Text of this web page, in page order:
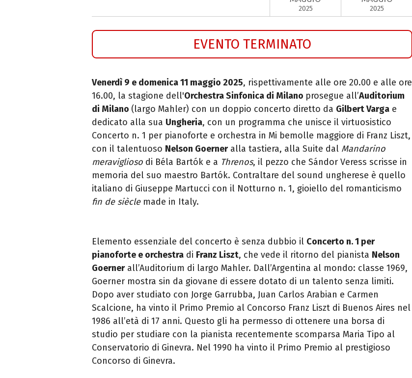
2025 2025
EVENTO TERMINATO
Venerdì 9 e domenica 11 maggio 2025, rispettivamente alle ore 20.00 e alle ore
16.00, la stagione dell'Orchestra Sinfonica di Milano prosegue all’Auditorium
di Milano (largo Mahler) con un doppio concerto diretto da Gilbert Varga e
dedicato alla sua Ungheria, con un programma che unisce il virtuosistico
Concerto n. 1 per pianoforte e orchestra in Mi bemolle maggiore di Franz Liszt,
con il talentuoso Nelson Goerneralla tastiera, alla Suite dal Mandarino
meraviglioso di Béla Bartók e a Threnos, il pezzo che Sándor Veress scrisse in
memoria del suo maestro Bartók. Contraltare del sound ungherese è quello
italiano di Giuseppe Martucci con il Notturno n. 1, gioiello del romanticismo
fin de sièclemade in Italy.
Elemento essenziale del concerto è senza dubbio il Concerto n. 1 per
pianoforte e orchestra di Franz Liszt, che vede il ritorno del pianista Nelson
Goernerall’Auditorium di largo Mahler. Dall’Argentina al mondo: classe 1969,
Goerner mostra sin da giovane di essere dotato di un talento senza limiti.
Dopo aver studiato con Jorge Garrubba, Juan Carlos Arabian e Carmen
Scalcione, ha vinto il Primo Premio al Concorso Franz Liszt di Buenos Aires nel
1986 all’età di 17 anni. Questo gli ha permesso di ottenere una borsa di
studio per studiare con la pianista recentemente scomparsa Maria Tipo al
Conservatorio di Ginevra. Nel 1990 ha vinto il Primo Premio al prestigioso
Concorso di Ginevra.